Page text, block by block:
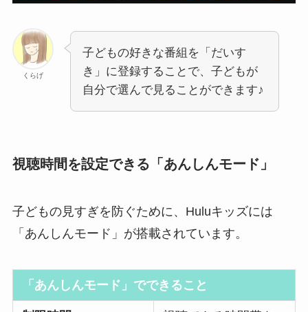
くらげ
子どもの好きな番組を「だいす
き」に登録することで、子どもが
自分で選んで見ることができます♪
視聴時間を設定できる「あんしんモード」
子どもの見すぎを防ぐために、Huluキッズには
「あんしんモード」が搭載されています。
「あんしんモード」でできること